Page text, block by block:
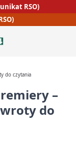
RSO)
do czytania
–
do